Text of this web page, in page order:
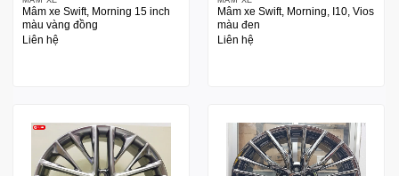
Mâm xe Swift, Morning 15 inch
màu vàng đồng
Liên hệ
Mâm xe Swift, Morning, I10, Vios
màu đen
Liên hệ